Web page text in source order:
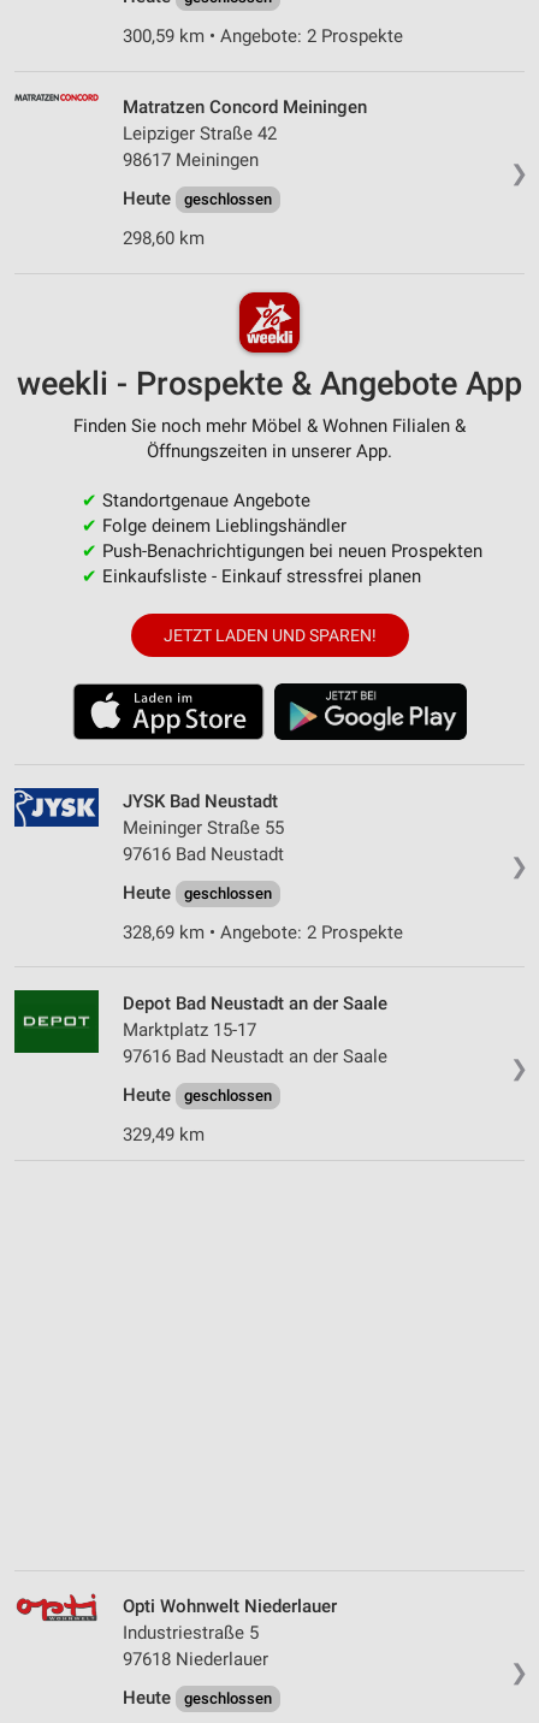
300,59 km • Angebote: 2 Prospekte
❯
Matratzen Concord Meiningen
Leipziger Straße 42
98617 Meiningen
Heute
geschlossen
298,60 km
weekli - Prospekte & Angebote App
Finden Sie noch mehr Möbel & Wohnen Filialen &
Öffnungszeiten in unserer App.
✔ Standortgenaue Angebote
✔ Folge deinem Lieblingshändler
✔ Push-Benachrichtigungen bei neuen Prospekten
✔ Einkaufsliste - Einkauf stressfrei planen
JETZT LADEN UND SPAREN!
❯
JYSK Bad Neustadt
Meininger Straße 55
97616 Bad Neustadt
Heute
geschlossen
328,69 km • Angebote: 2 Prospekte
❯
Depot Bad Neustadt an der Saale
Marktplatz 15-17
97616 Bad Neustadt an der Saale
Heute
geschlossen
329,49 km
❯
Opti Wohnwelt Niederlauer
Industriestraße 5
97618 Niederlauer
Heute
geschlossen